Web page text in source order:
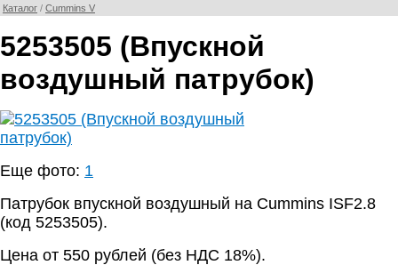
Каталог / Cummins V
5253505 (Впускной
воздушный патрубок)
Еще фото: 1
Патрубок впускной воздушный на Cummins ISF2.8
(код 5253505).
Цена от 550 рублей (без НДС 18%).